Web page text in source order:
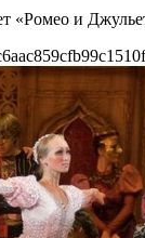
«Ромео и